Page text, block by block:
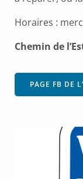
Horaires :
Chemin de
PAGE FB DE